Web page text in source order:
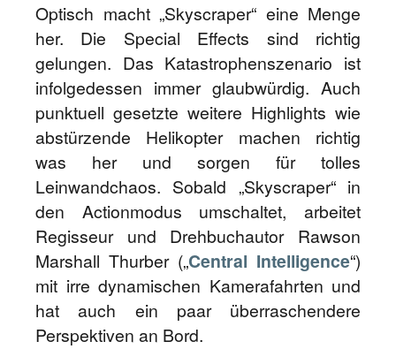
Optisch macht „Skyscraper“ eine Menge
her. Die Special Effects sind richtig
gelungen. Das Katastrophenszenario ist
infolgedessen immer glaubwürdig. Auch
punktuell gesetzte weitere Highlights wie
abstürzende Helikopter machen richtig
was her und sorgen für tolles
Leinwandchaos. Sobald „Skyscraper“ in
den Actionmodus umschaltet, arbeitet
Regisseur und Drehbuchautor Rawson
Marshall Thurber („Central Intelligence“)
mit irre dynamischen Kamerafahrten und
hat auch ein paar überraschendere
Perspektiven an Bord.